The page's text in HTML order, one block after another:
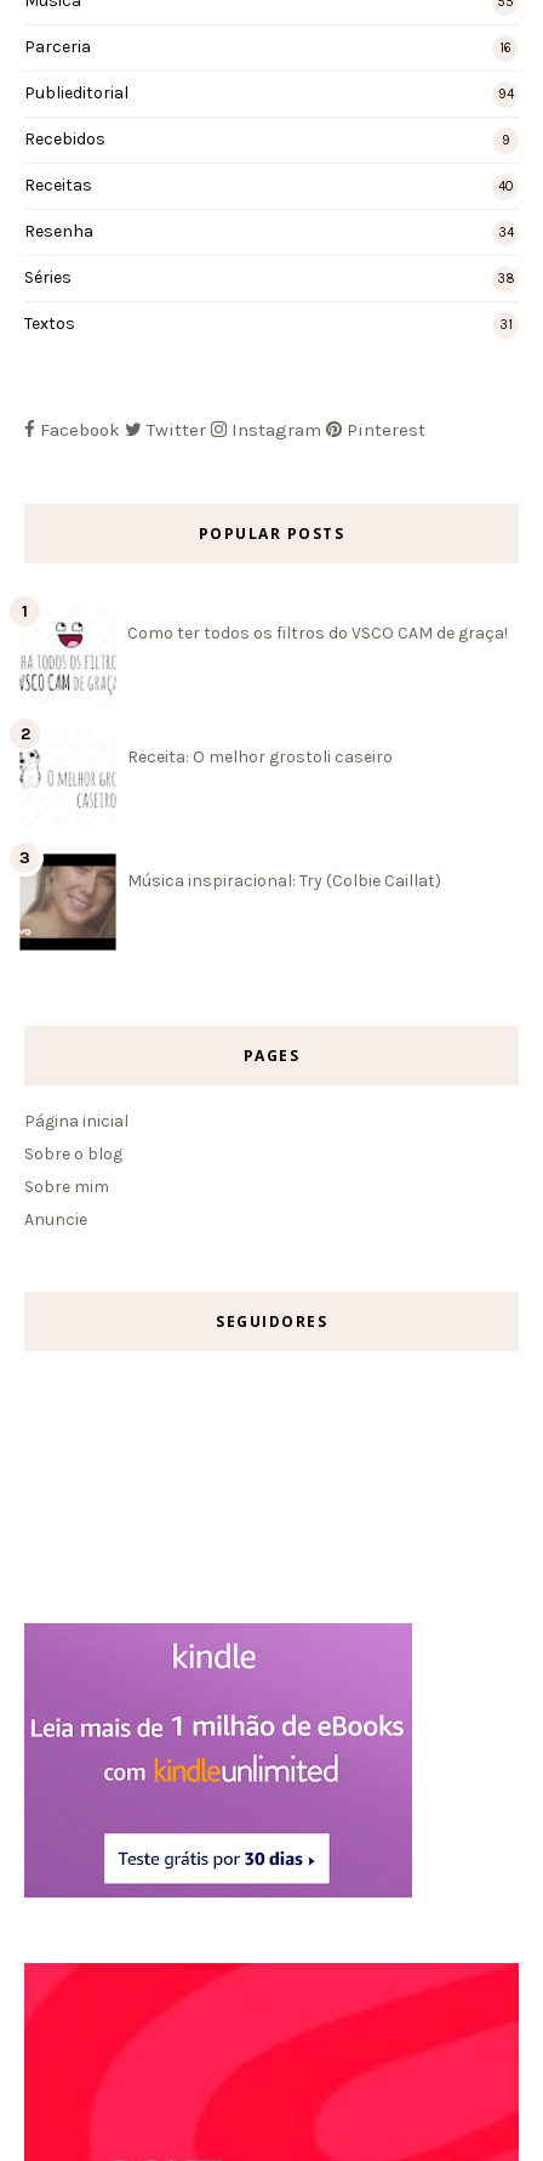
Parceria 16
Publieditorial 94
Recebidos 9
Receitas 40
Resenha 34
Séries 38
Textos 31
Facebook Twitter Instagram Pinterest
POPULAR POSTS
Como ter todos os filtros do VSCO CAM de graça!
Receita: O melhor grostoli caseiro
Música inspiracional: Try (Colbie Caillat)
PAGES
Página inicial
Sobre o blog
Sobre mim
Anuncie
SEGUIDORES